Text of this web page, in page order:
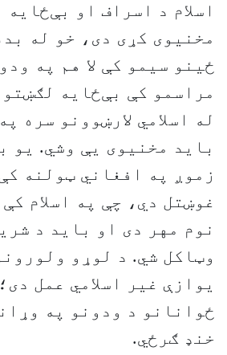
اسلام د اسراف او بې‌ځایه
مخنیوی کړی دی، خو له
ځینو سیمو کې لا هم په
مراسمو کې بې‌ځایه
له اسلامي لارښوونو سره
باید مخنیوی یې وشي. یو
زموږ په افغاني ټولنه
غوښتل دي، چې په اسلام
نوم مهر دی او باید د
وټاکل شي. د لوړو
یوازې غیر اسلامي عمل
ځوانانو د ودونو په
خنډ ګرځي.